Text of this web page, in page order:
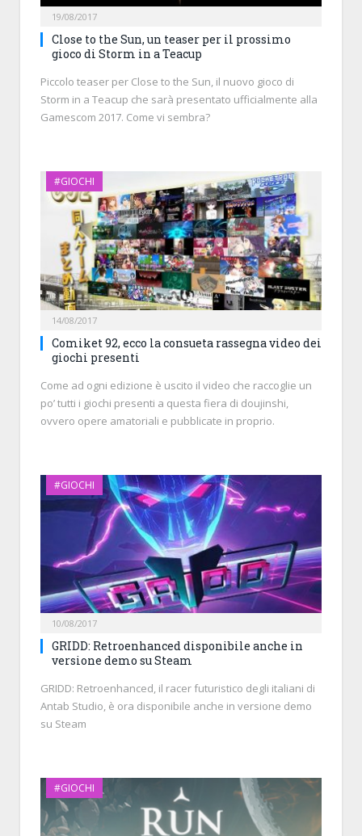
19/08/2017
Close to the Sun, un teaser per il prossimo
gioco di Storm in a Teacup
Piccolo teaser per Close to the Sun, il nuovo gioco di
Storm in a Teacup che sarà presentato ufficialmente alla
Gamescom 2017. Come vi sembra?
#GIOCHI
14/08/2017
Comiket 92, ecco la consueta rassegna video dei
giochi presenti
Come ad ogni edizione è uscito il video che raccoglie un
po’ tutti i giochi presenti a questa fiera di doujinshi,
ovvero opere amatoriali e pubblicate in proprio.
#GIOCHI
10/08/2017
GRIDD: Retroenhanced disponibile anche in
versione demo su Steam
GRIDD: Retroenhanced, il racer futuristico degli italiani di
Antab Studio, è ora disponibile anche in versione demo
su Steam
#GIOCHI